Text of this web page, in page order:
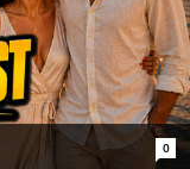
0